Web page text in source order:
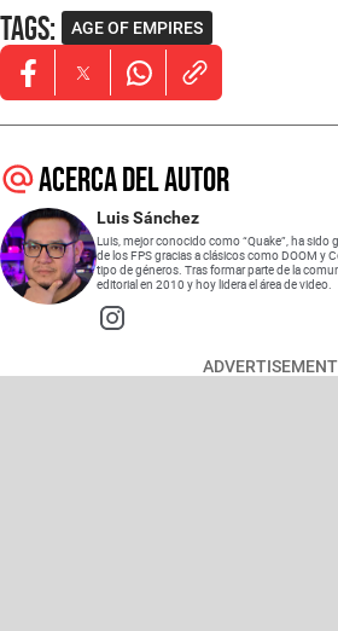
Tags: AGE OF EMPIRES
Opens in new window
Opens in new window
Opens in new window
Acerca del autor
Luis Sánchez
Luis, mejor conocido como “Quake”, ha sido
de los FPS gracias a clásicos como DOOM y
tipo de géneros. Tras formar parte de la
editorial en 2010 y hoy lidera el área de video.
Opens in new window
ADVERTISEMENT